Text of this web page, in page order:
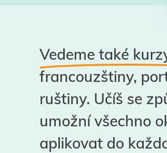
Vedeme také
francouzštiny,
ruštiny. Učíš se
umožní všechno
aplikovat do